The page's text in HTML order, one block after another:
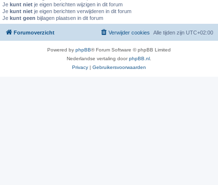
Je kunt niet je eigen berichten wijzigen in dit forum
Je kunt niet je eigen berichten verwijderen in dit forum
Je kunt geen bijlagen plaatsen in dit forum
Forumoverzicht Alle tijden zijn UTC+02:00
Verwijder cookies
Powered by phpBB® Forum Software © phpBB Limited
Nederlandse vertaling doorphpBB.nl.
Privacy | Gebruikersvoorwaarden